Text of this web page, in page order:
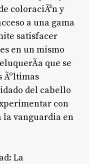
coloraciÃ³n y
a una gama
satisfacer
en un mismo
que se
Ãºltimas
del cabello
con
la vanguardia en
La